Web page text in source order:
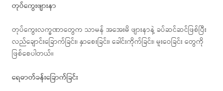
တုပ်ကွေးဖျားနာ
တုပ်ကွေးလက္ခဏာတွေက သာမန် အအေးမိ ဖျားနာနဲ့ ခပ်ဆင်ဆင်ဖြစ်ပြီး
လည်ချောင်းခြောက်ခြင်း၊ နှာစေးခြင်း၊ ခေါင်းကိုက်ခြင်း၊ မူးဝေခြင်း တွေကို
ဖြစ်စေပါတယ်။
ရေဓာတ်ခန်းခြောက်ခြင်း